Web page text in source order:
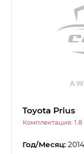
Toyota Prius
Комплектация: 1.8
Год/Месяц: